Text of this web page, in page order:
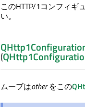
このHTTP/1コンフィギ
い。
(
ムーブはotherをこの